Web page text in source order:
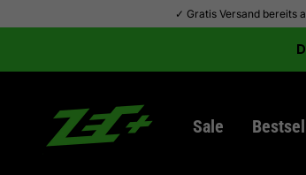
✓ Gratis Versand bereits
Sale
Zec+ Nutrition Germany